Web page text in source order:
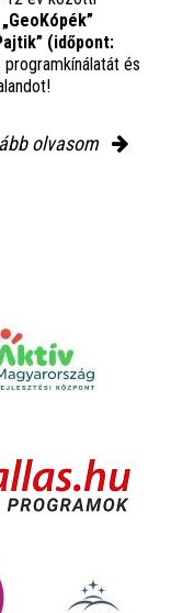
„GeoKópék”
(időpont:
és
olvasom